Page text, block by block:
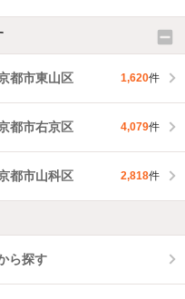
都市東山区 1,620件
都市右京区 4,079件
都市山科区 2,818件
ら探す